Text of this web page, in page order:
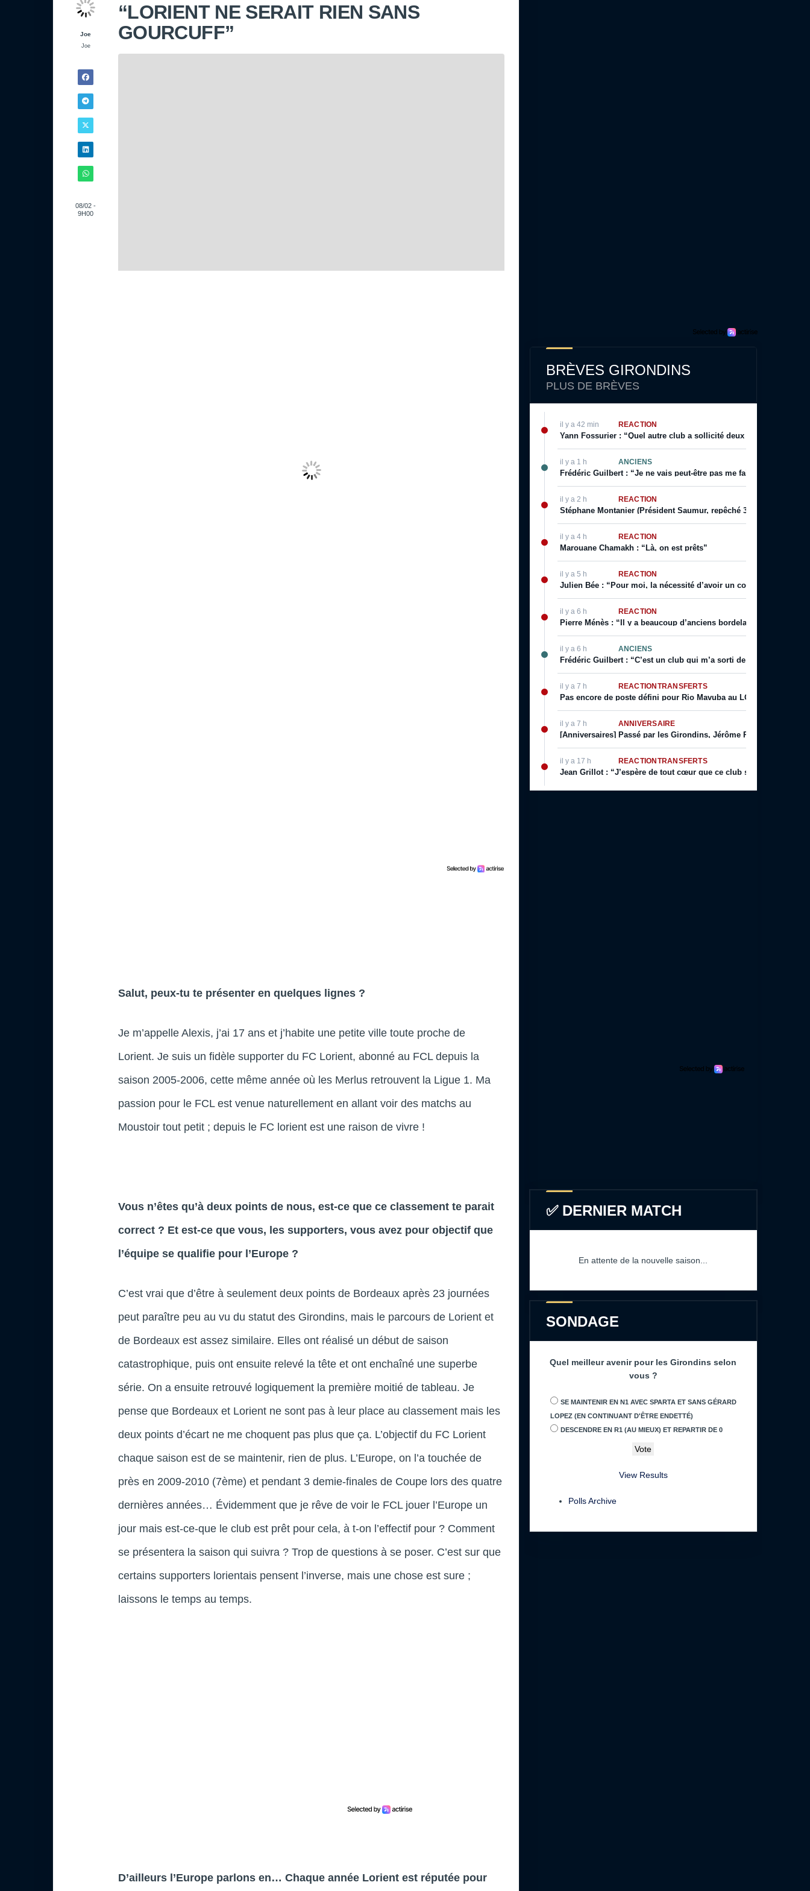
Joe
Joe
08/02 -
9H00
“LORIENT NE SERAIT RIEN SANS
GOURCUFF”
Salut, peux-tu te présenter en quelques lignes ?
Je m’appelle Alexis, j’ai 17 ans et j’habite une petite ville toute proche de
Lorient. Je suis un fidèle supporter du FC Lorient, abonné au FCL depuis la
saison 2005-2006, cette même année où les Merlus retrouvent la Ligue 1. Ma
passion pour le FCL est venue naturellement en allant voir des matchs au
Moustoir tout petit ; depuis le FC lorient est une raison de vivre !
Vous n’êtes qu’à deux points de nous, est-ce que ce classement te parait
correct ? Et est-ce que vous, les supporters, vous avez pour objectif que
l’équipe se qualifie pour l’Europe ?
C’est vrai que d’être à seulement deux points de Bordeaux après 23 journées
peut paraître peu au vu du statut des Girondins, mais le parcours de Lorient et
de Bordeaux est assez similaire. Elles ont réalisé un début de saison
catastrophique, puis ont ensuite relevé la tête et ont enchaîné une superbe
série. On a ensuite retrouvé logiquement la première moitié de tableau. Je
pense que Bordeaux et Lorient ne sont pas à leur place au classement mais les
deux points d’écart ne me choquent pas plus que ça. L’objectif du FC Lorient
chaque saison est de se maintenir, rien de plus. L’Europe, on l’a touchée de
près en 2009-2010 (7ème) et pendant 3 demie-finales de Coupe lors des quatre
dernières années… Évidemment que je rêve de voir le FCL jouer l’Europe un
jour mais est-ce-que le club est prêt pour cela, à t-on l’effectif pour ? Comment
se présentera la saison qui suivra ? Trop de questions à se poser. C’est sur que
certains supporters lorientais pensent l’inverse, mais une chose est sure ;
laissons le temps au temps.
D’ailleurs l’Europe parlons en… Chaque année Lorient est réputée pour
BRÈVES GIRONDINS
PLUS DE BRÈVES
il y a 42 min RÉACTION
Yann Fossurier : “Quel autre club a sollicité deux fois un
il y a 1 h ANCIENS
Frédéric Guilbert : “Je ne vais peut-être pas me faire des amis
il y a 2 h RÉACTION
Stéphane Montanier (Président Saumur, repêché 3 fois de suite)
il y a 4 h RÉACTION
Marouane Chamakh : “Là, on est prêts”
il y a 5 h RÉACTION
Julien Bée : “Pour moi, la nécessité d’avoir un coach qui incarne
il y a 6 h RÉACTION
Pierre Ménès : “Il y a beaucoup d’anciens bordelais qui
il y a 6 h ANCIENS
Frédéric Guilbert : “C’est un club qui m’a sorti de la merde”
il y a 7 h RÉACTION TRANSFERTS
Pas encore de poste défini pour Rio Mavuba au LOSC
il y a 7 h ANNIVERSAIRE
[Anniversaires] Passé par les Girondins, Jérôme Prior fête son
il y a 17 h RÉACTION TRANSFERTS
Jean Grillot : “J’espère de tout cœur que ce club se relèvera”
✅ DERNIER MATCH
En attente de la nouvelle saison...
SONDAGE
Quel meilleur avenir pour les Girondins selon
vous ?
SE MAINTENIR EN N1 AVEC SPARTA ET SANS GÉRARD
LOPEZ (EN CONTINUANT D'ÊTRE ENDETTÉ)
DESCENDRE EN R1 (AU MIEUX) ET REPARTIR DE 0
View Results
Polls Archive